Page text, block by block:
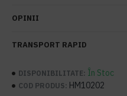
OPINII
TRANSPORT RAPID
DISPONIBILITATE: În Stoc
COD PRODUS: HM10202